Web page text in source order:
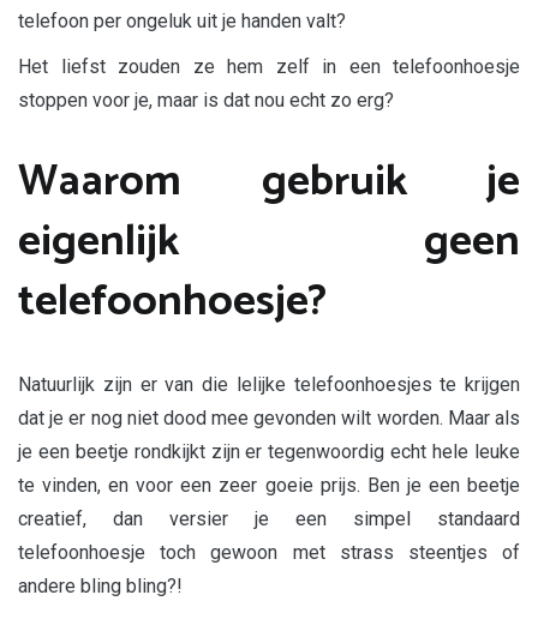
telefoon per ongeluk uit je handen valt?
Het liefst zouden ze hem zelf in een telefoonhoesje
stoppen voor je, maar is dat nou echt zo erg?
Waarom gebruik je
eigenlijk geen
telefoonhoesje?
Natuurlijk zijn er van die lelijke telefoonhoesjes te krijgen
dat je er nog niet dood mee gevonden wilt worden. Maar als
je een beetje rondkijkt zijn er tegenwoordig echt hele leuke
te vinden, en voor een zeer goeie prijs. Ben je een beetje
creatief, dan versier je een simpel standaard
telefoonhoesje toch gewoon met strass steentjes of
andere bling bling?!